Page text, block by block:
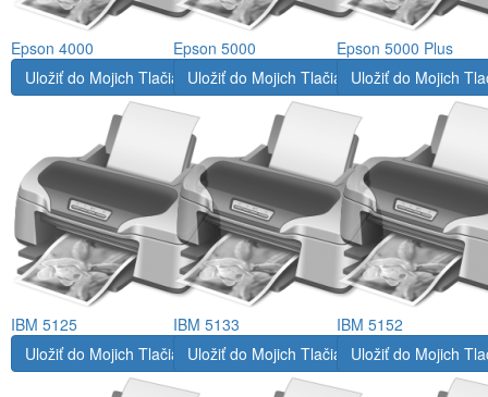
Epson 4000 Epson 5000
Epson 5000 Plus
Uložiť do Mojich Tlačiarní
IBM 5125
Uložiť do Mojich Tlačiarní
IBM 5133
Uložiť do Mojich
IBM 5152
Uložiť do Mojich TlačiarníUložiť do Mojich TlačiarníUložiť do Mojich